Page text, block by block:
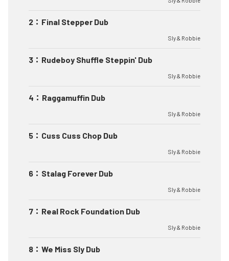
2 ： Final Stepper Dub
Sly & Robbie
3 ： Rudeboy Shuffle Steppin' Dub
Sly & Robbie
4 ： Raggamuffin Dub
Sly & Robbie
5 ： Cuss Cuss Chop Dub
Sly & Robbie
6 ： Stalag Forever Dub
Sly & Robbie
7 ： Real Rock Foundation Dub
Sly & Robbie
8 ： We Miss Sly Dub